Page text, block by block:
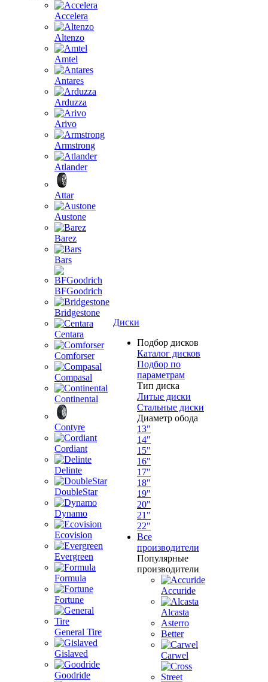
Accelera
Altenzo
Amtel
Antares
Arduzza
Arivo
Armstrong
Atlander
Attar
Austone
Barez
Bars
BFGoodrich
Bridgestone
Centara
Comforser
Compasal
Continental
Contyre
Cordiant
Delinte
DoubleStar
Dynamo
Ecovision
Evergreen
Formula
Fortune
General Tire
Gislaved
Goodride
Диски
Подбор дисков
Каталог дисков
Подбор по
параметрам
Тип диска
Литые диски
Стальные диски
Диаметр обода
13"
14"
15"
16"
17"
18"
19"
20"
21"
22"
Все
производители
Популярные
производители
Accuride
Alcasta
Asterro
Better
Carwel